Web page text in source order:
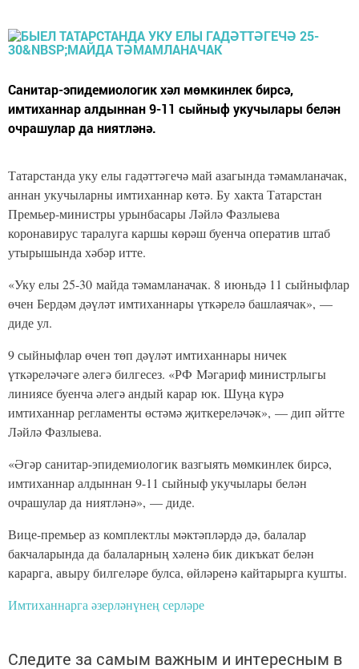
Санитар-эпидемиологик хәл мөмкинлек бирсә,
имтиханнар алдыннан 9-11 сыйныф укучылары белән
очрашулар да ниятләнә.
Татарстанда уку елы гадәттәгечә май азагында тәмамланачак,
аннан укучыларны имтиханнар көтә. Бу хакта Татарстан
Премьер-министры урынбасары Ләйлә Фазлыева
коронавирус таралуга каршы көрәш буенча оператив штаб
утырышында хәбәр итте.
«Уку елы 25-30 майда тәмамланачак. 8 июньдә 11 сыйныфлар
өчен Бердәм дәүләт имтиханнары үткәрелә башлаячак», —
диде ул.
9 сыйныфлар өчен төп дәүләт имтиханнары ничек
үткәреләчәге әлегә билгесез. «РФ Мәгариф министрлыгы
линиясе буенча әлегә андый карар юк. Шуңа күрә
имтиханнар регламенты өстәмә җиткереләчәк», — дип әйтте
Ләйлә Фазлыева.
«Әгәр санитар-эпидемиологик вазгыять мөмкинлек бирсә,
имтиханнар алдыннан 9-11 сыйныф укучылары белән
очрашулар да ниятләнә», — диде.
Вице-премьер аз комплектлы мәктәпләрдә дә, балалар
бакчаларында да балаларның хәленә бик дикъкат белән
карарга, авыру билгеләре булса, өйләренә кайтарырга кушты.
Имтиханнарга әзерләнүнең серләре
Следите за самым важным и интересным в